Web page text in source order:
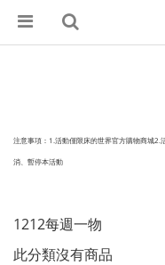
注意事項：1.活動僅限床的世界官方購物商城2.
消、暫停本活動
1212每週一物
此分類沒有商品